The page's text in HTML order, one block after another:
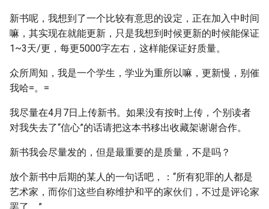
新书呢，我想到了一个比较有意思的设定，正在加入中时间
嘛，其实现在就能更新，只是我想到时候更新的时候能保证
1~3天/更，每更5000字左右，这样能保证好质量。
众所周知，我是一个学生，学业为重所以嘛，更新慢，别催
我哈=。=
我尽量在4月7日上传新书。如果没有按时上传，个别读者
对我失去了“信心”的话请把这本书移出收藏架谢谢合作。
新书我会尽量发的，但是最重要的是质量，不是吗？
放个新书中后期的某人的一句话吧，：“所有犯罪的人都是
艺术家，而你们这些自称维护和平的家伙们，不过是评论家